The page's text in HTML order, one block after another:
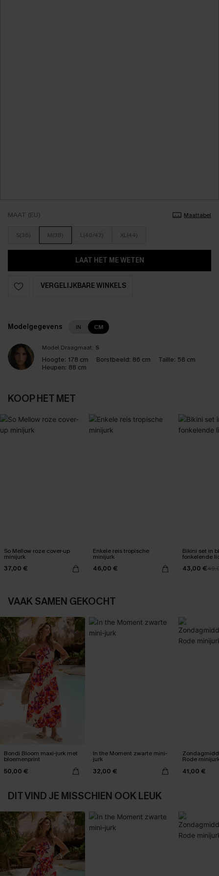
MAAT (EU) Maattabel
S(36) M(38) L(40/42) XL(44)
LAAT HET ME WETEN
VERGELIJKBARE WINKELS
Modelgegevens IN CM
Model Draagmaat: S
Hoogte: 178 cm Borstbeeld: 86 cm Taille: 58 cm
Heupen: 88 cm
KOOP HET MET
So Mellow roze cover-up
minijurk
37,00 €
Enkele reis tropische
minijurk
46,00 €
Bikini set in
fonkelende
43,00 €
VAAK SAMEN GEKOCHT
Bondi Bloom maxi-jurk met
bloemenprint
50,00 €
In the Moment zwarte mini-
jurk
32,00 €
Rode
41,00 €
DIT VIND JE MISSCHIEN OOK LEUK